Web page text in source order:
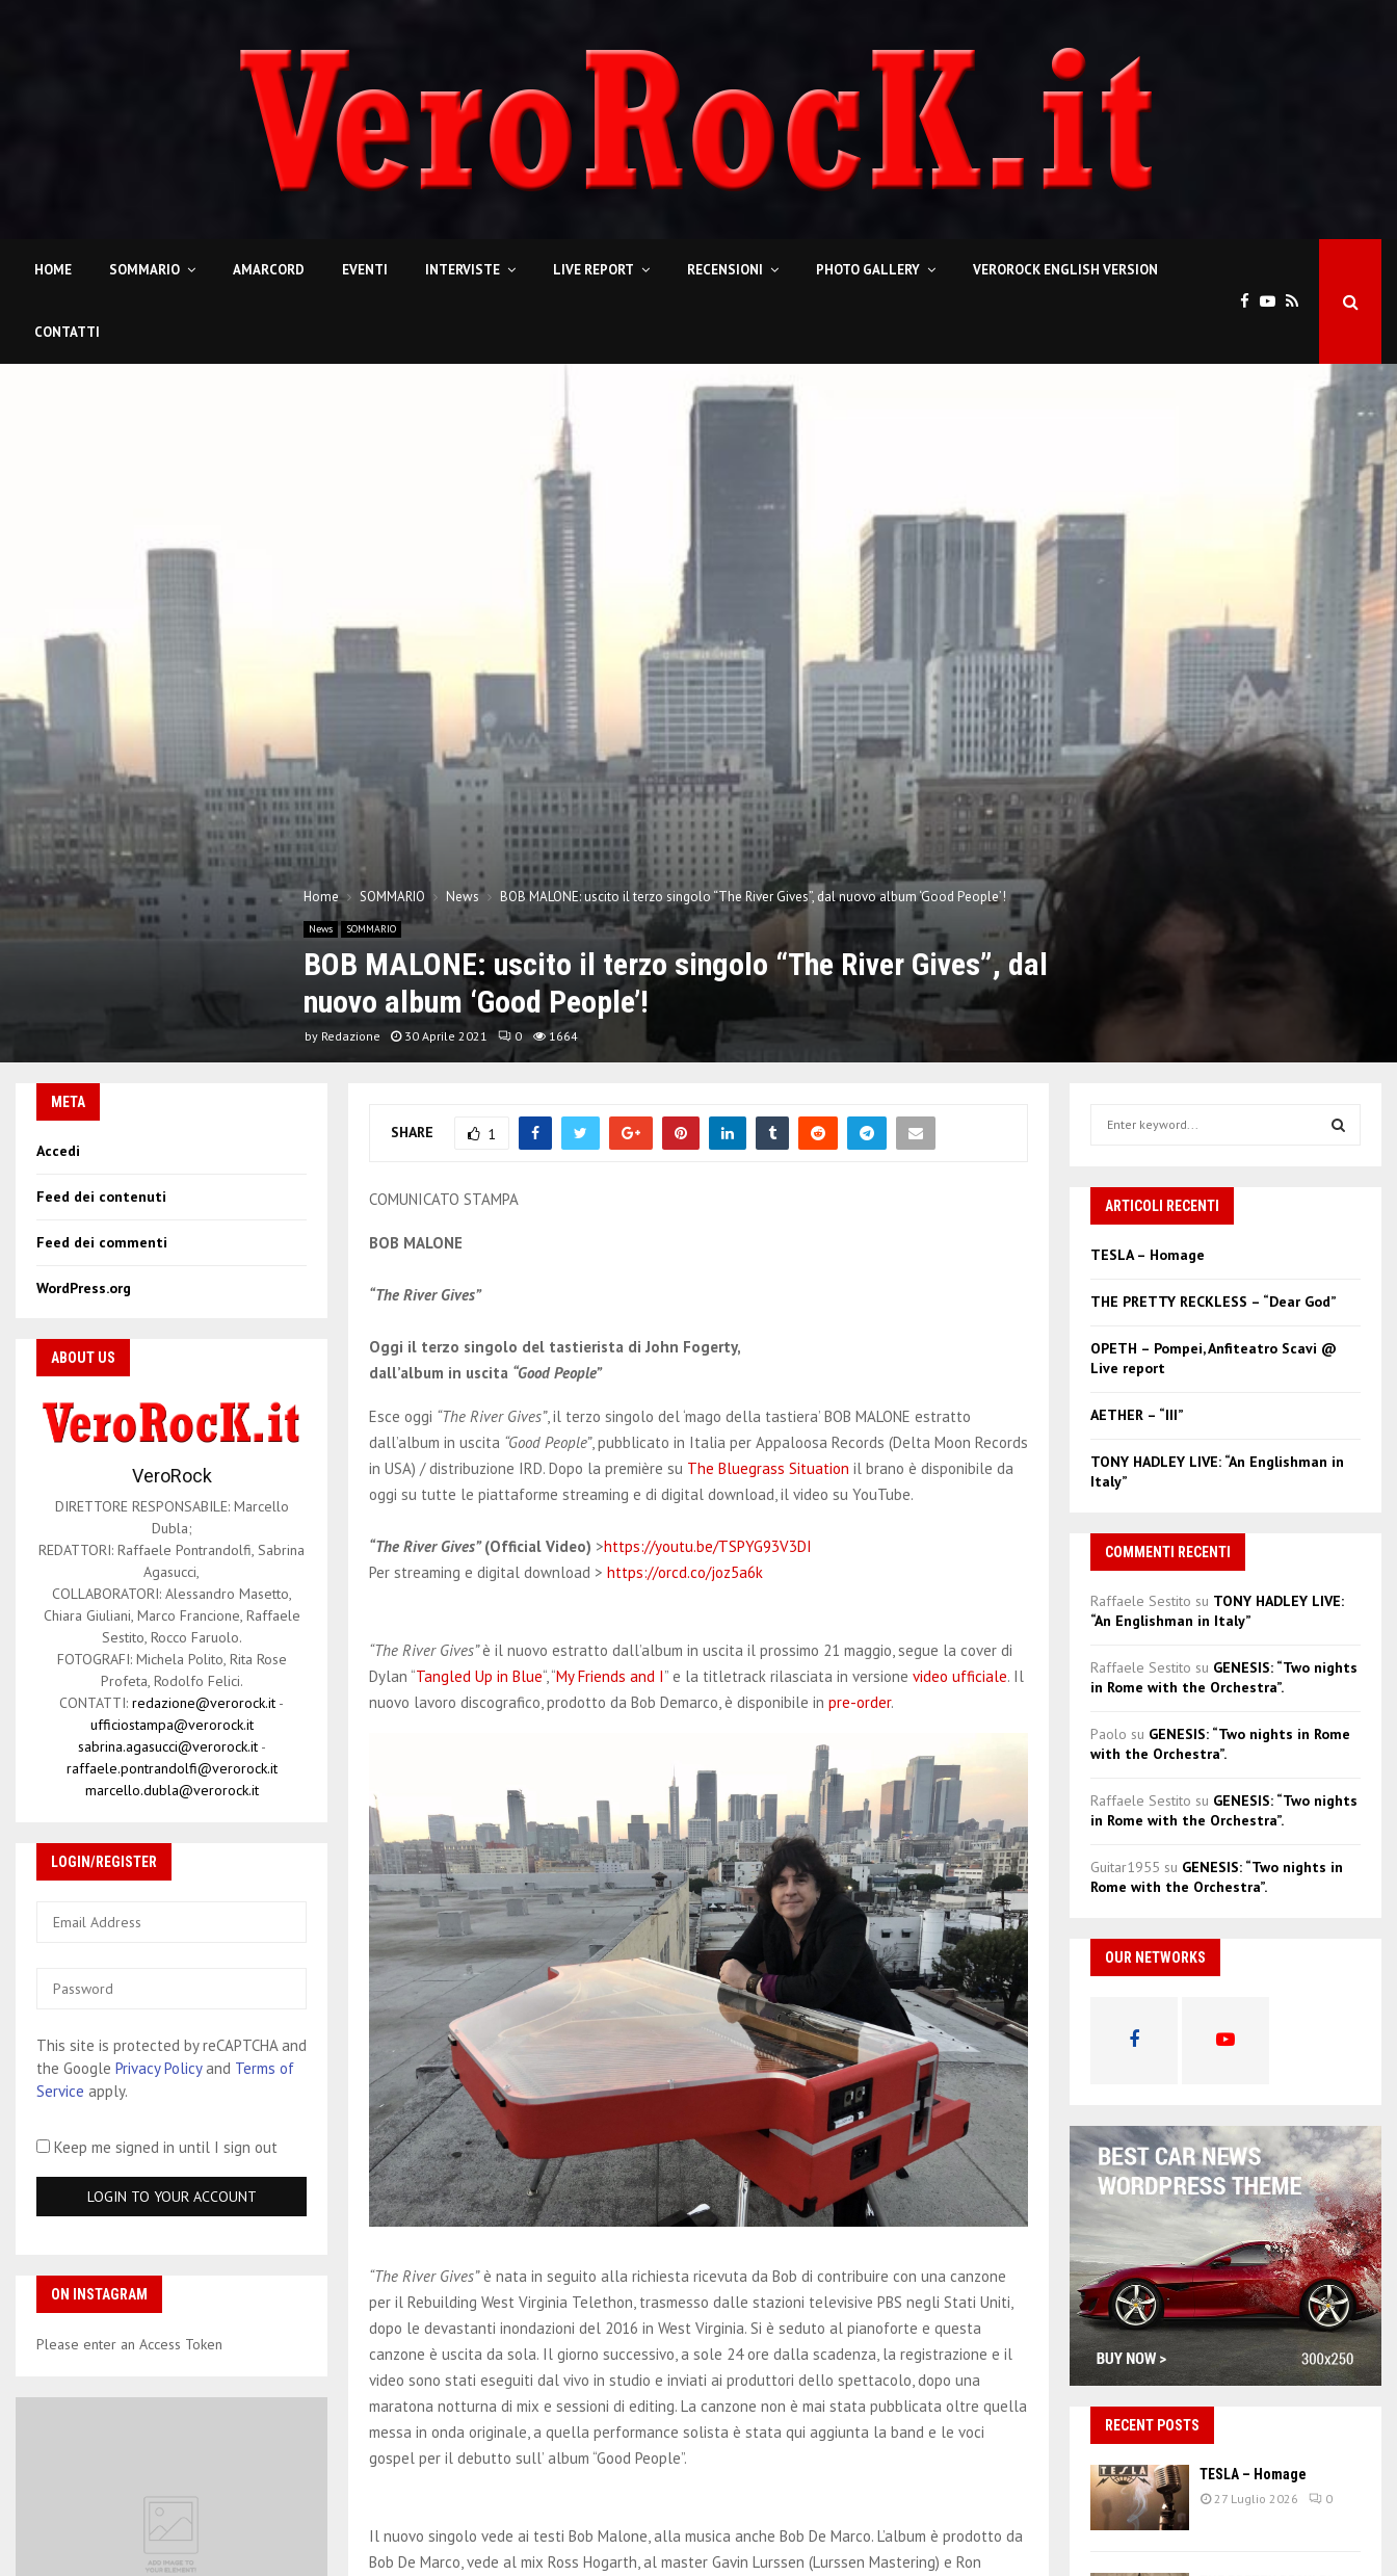
HOME SOMMARIO AMARCORD EVENTI INTERVISTE LIVE REPORT RECENSIONI PHOTO GALLERY VEROROCK ENGLISH VERSION
CONTATTI
Home SOMMARIO News BOB MALONE: uscito il terzo singolo “The River Gives”, dal nuovo album ‘Good People’!
News SOMMARIO
BOB MALONE: uscito il terzo singolo “The River Gives”, dal
nuovo album ‘Good People’!
by Redazione 30 Aprile 2021 0 1664
SHARE 1
COMUNICATO STAMPA
BOB MALONE
“The River Gives”
Oggi il terzo singolo del tastierista di John Fogerty,
dall’album in uscita “Good People”
Esce oggi “The River Gives”, il terzo singolo del ‘mago della tastiera’ BOB MALONE estratto
dall’album in uscita “Good People”, pubblicato in Italia per Appaloosa Records (Delta Moon Records
in USA) / distribuzione IRD. Dopo la première su The Bluegrass Situation il brano è disponibile da
oggi su tutte le piattaforme streaming e di digital download, il video su YouTube.
“The River Gives”(Official Video) >https://youtu.be/TSPYG93V3DI
Per streaming e digital download > https://orcd.co/joz5a6k
“The River Gives”è il nuovo estratto dall’album in uscita il prossimo 21 maggio, segue la cover di
Dylan “Tangled Up in Blue“, “My Friends and I” e la titletrack rilasciata in versione video ufficiale. Il
nuovo lavoro discografico, prodotto da Bob Demarco, è disponibile in pre-order.
“The River Gives”è nata in seguito alla richiesta ricevuta da Bob di contribuire con una canzone
per il Rebuilding West Virginia Telethon, trasmesso dalle stazioni televisive PBS negli Stati Uniti,
dopo le devastanti inondazioni del 2016 in West Virginia. Si è seduto al pianoforte e questa
canzone è uscita da sola. Il giorno successivo, a sole 24 ore dalla scadenza, la registrazione e il
video sono stati eseguiti dal vivo in studio e inviati ai produttori dello spettacolo, dopo una
maratona notturna di mix e sessioni di editing. La canzone non è mai stata pubblicata oltre quella
messa in onda originale, a quella performance solista è stata qui aggiunta la band e le voci
gospel per il debutto sull’ album “Good People”.
Il nuovo singolo vede ai testi Bob Malone, alla musica anche Bob De Marco. L’album è prodotto da
Bob De Marco, vede al mix Ross Hogarth, al master Gavin Lurssen (Lurssen Mastering) e Ron
META
Accedi
Feed dei contenuti
Feed dei commenti
WordPress.org
ABOUT US
VeroRock
DIRETTORE RESPONSABILE: Marcello
Dubla;
REDATTORI: Raffaele Pontrandolfi, Sabrina
Agasucci,
COLLABORATORI: Alessandro Masetto,
Chiara Giuliani, Marco Francione, Raffaele
Sestito, Rocco Faruolo.
FOTOGRAFI: Michela Polito, Rita Rose
Profeta, Rodolfo Felici.
CONTATTI: redazione@verorock.it -
ufficiostampa@verorock.it
sabrina.agasucci@verorock.it-
raffaele.pontrandolfi@verorock.it
marcello.dubla@verorock.it
LOGIN/REGISTER
This site is protected by reCAPTCHA and
the Google Privacy Policyand Terms of
Service apply.
Keep me signed in until I sign out
ON INSTAGRAM
Please enter an Access Token
h
f
ARTICOLI RECENTI
TESLA – Homage
THE PRETTY RECKLESS – “Dear God”
OPETH – Pompei, Anfiteatro Scavi @
Live report
AETHER – “III”
TONY HADLEY LIVE: “An Englishman in
Italy”
COMMENTI RECENTI
Raffaele Sestito su TONY HADLEY LIVE:
“An Englishman in Italy”
Raffaele Sestito su GENESIS: “Two nights
in Rome with the Orchestra”.
Paolo su GENESIS: “Two nights in Rome
with the Orchestra”.
Raffaele Sestito su GENESIS: “Two nights
in Rome with the Orchestra”.
Guitar1955 su GENESIS: “Two nights in
Rome with the Orchestra”.
OUR NETWORKS
RECENT POSTS
TESLA – Homage
27 Luglio 2026 0